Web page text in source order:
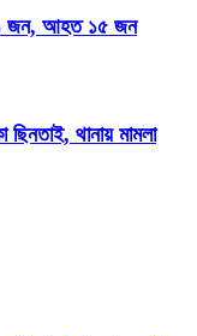
১ জন, আহত ১৫ জন
ছিনতাই, থানায় মামলা